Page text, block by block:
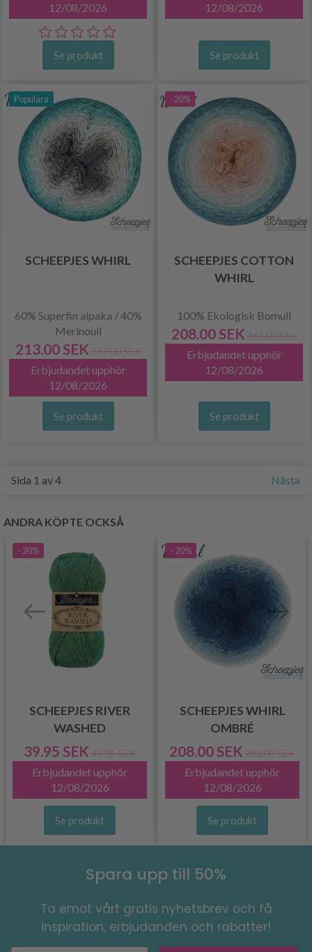
12/08/2026
Se produkt
12/08/2026
Se produkt
Populära
SCHEEPJES WHIRL
60% Superfin alpaka / 40%
Merinoull
213.00 SEK 267.00 SEK
Erbjudandet upphör
12/08/2026
Se produkt
-20%
SCHEEPJES COTTON
WHIRL
100% Ekologisk Bomull
208.00 SEK 261.00 SEK
Erbjudandet upphör
12/08/2026
Se produkt
Sida 1 av 4 Nästa
ANDRA KÖPTE OCKSÅ
- 20%
SCHEEPJES RIVER
WASHED
39.95 SEK 49.95 SEK
Erbjudandet upphör
12/08/2026
Se produkt
- 20%
SCHEEPJES WHIRL
OMBRÉ
208.00 SEK 261.00 SEK
Erbjudandet upphör
12/08/2026
Se produkt
Spara upp till 50%
Ta emot vårt gratis nyhetsbrev och få
inspiration, erbjudanden och rabatter!